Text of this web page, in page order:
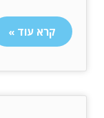
קרא עוד »